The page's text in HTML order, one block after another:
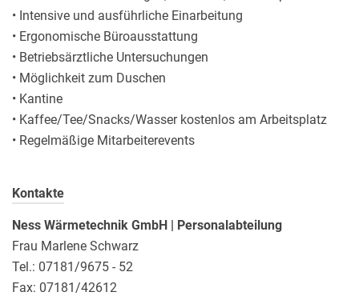
• Intensive und ausführliche Einarbeitung
• Ergonomische Büroausstattung
• Betriebsärztliche Untersuchungen
• Möglichkeit zum Duschen
• Kantine
• Kaffee/Tee/Snacks/Wasser kostenlos am Arbeitsplatz
• Regelmäßige Mitarbeiterevents
Kontakte
Ness Wärmetechnik GmbH | Personalabteilung
Frau Marlene Schwarz
Tel.: 07181/9675 - 52
Fax: 07181/42612